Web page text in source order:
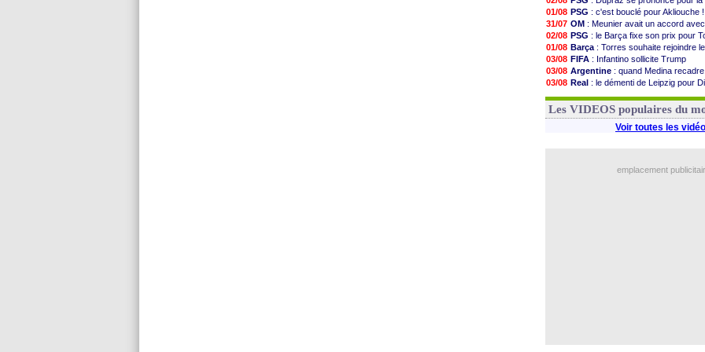
01/08 PSG : c'est bouclé pour Akliouche !
31/07 OM : Meunier avait un accord
02/08 PSG : le Barça fixe son prix pour
01/08 Barça : Torres souhaite rejoindre
03/08 FIFA : Infantino sollicite Trump
03/08 Argentine : quand Medina
03/08 Real : le démenti de Leipzig pour
31/07 FIFA: le conseiller d'Infantino
Les VIDEOS populaires du
Voir toutes les
emplacement